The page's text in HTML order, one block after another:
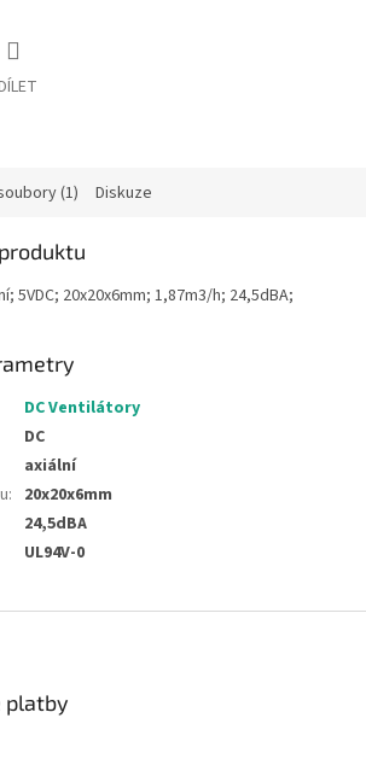
(1) Diskuze
5VDC; 20x20x6mm; 1,87m3/h; 24,5dBA;
DC Ventilátory
DC
axiální
: 20x20x6mm
24,5dBA
UL94V-0
platby